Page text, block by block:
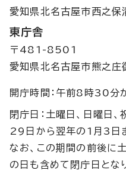
愛知県北名古屋市西之
東庁舎
〒481-8501
愛知県北名古屋市熊之
開庁時間：午前8時30分
閉庁日：土曜日、日曜日
29日から翌年の1月3日
なお、この期間の前後に
の日も含めて閉庁日とな